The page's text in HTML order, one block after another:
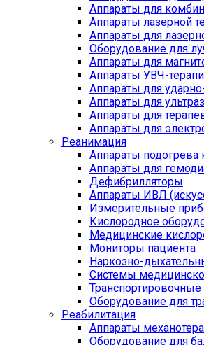
Аппараты для
Аппараты лазерной
Аппараты для
Оборудование для
Аппараты для
Аппараты УВЧ-
Аппараты для
Аппараты для
Аппараты для
Аппараты для
Реанимация
Аппараты подогрева
Аппараты для
Дефибрилляторы
Аппараты ИВЛ
Измерительные
Кислородное
Медицинские
Мониторы пациента
Наркозно-
Системы
Оборудование для
Реабилитация
Аппараты
Оборудование для